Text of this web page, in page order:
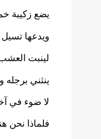
يضع زكيبة
ويدعها
لينبت
ينثني
لا ضوء في
فلماذا نحن